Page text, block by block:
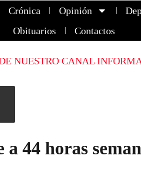
Crónica Opinión
Obituarios
Contactos
NUESTRO CANAL
44 horas